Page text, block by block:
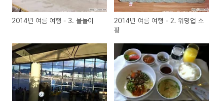
2014년 여름 여행 - 3. 물놀이
2014년 여름 여행 - 2. 워밍업 쇼
핑